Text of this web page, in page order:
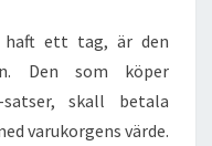
haft ett tag, är den
Den som köper
skall betala
varukorgens värde.